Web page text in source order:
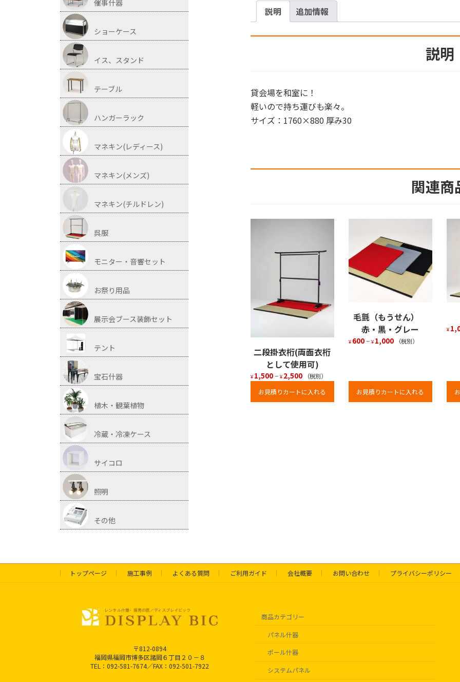
説明 追加情報
説明
貸会場を和室に！
軽いので持ち運びも楽々。
サイズ：1760×880 厚み30
関連商
二段掛衣桁(両面衣桁
として使用可)
¥ 1,500– ¥ 2,500 （税別）
お見積りカートに入れる
毛氈（もうせん）
赤・黒・グレー
¥ 600– ¥ 1,000 （税別）
お見積りカートに入れる
¥
催事什器
ショーケース
イス、スタンド
テーブル
ハンガーラック
マネキン(レディース)
マネキン(メンズ)
マネキン(チルドレン)
呉服
モニター・音響セット
お祭り用品
展示会ブース装飾セット
テント
宝石什器
植木・観葉植物
冷蔵・冷凍ケース
サイコロ
照明
その他
トップページ 施工事例 よくある質問 ご利用ガイド 会社概要 お問い合わせ プライバシーポリシー
〒812-0894
福岡県福岡市博多区諸岡６丁目２０－８
TEL：092-581-7674／FAX：092-501-7922
商品カテゴリー
パネル什器
ポール什器
システムパネル